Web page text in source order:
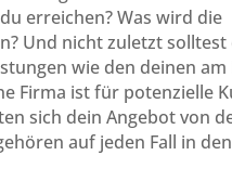
erreichen? Was wird die
Und nicht zuletzt solltest
wie den deinen
Firma ist für potenzielle
sich dein Angebot von
auf jeden Fall in den